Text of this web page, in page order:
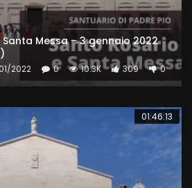
Messa – 3 gennaio 2022
2022 0 10.3K 309 0
01:46:13